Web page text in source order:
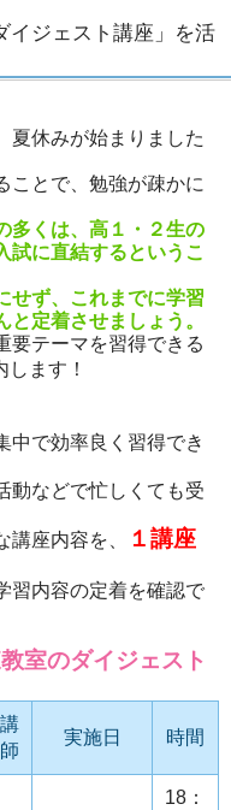
イジェスト講座」を活
夏休みが始まりました
ことで、勉強が疎かに
多くは、高１・２生の
試に直結するというこ
せず、これまでに学習
定着させましょう。
要テーマを習得できる
します！
で効率良く習得でき
動などで忙しくても受
座内容を、
１講座
習内容の定着を確認で
室のダイジェスト
講
師
実施日 時間
18：